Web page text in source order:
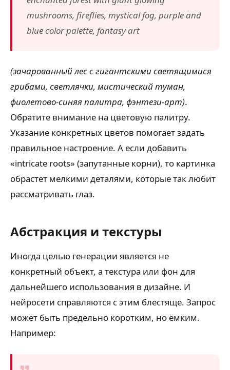
mushrooms, fireflies, mystical fog, purple and
blue color palette, fantasy art
(зачарованный лес с гигантскими светящимися
грибами, светлячки, мистический туман,
фиолетово-синяя палитра, фэнтези-арт).
Обратите внимание на цветовую палитру.
Указание конкретных цветов помогает задать
правильное настроение. А если добавить
«intricate roots» (запутанные корни), то картинка
обрастет мелкими деталями, которые так любит
рассматривать глаз.
Абстракция и текстуры
Иногда целью генерации является не
конкретный объект, а текстура или фон для
дальнейшего использования в дизайне. И
нейросети справляются с этим блестяще. Запрос
может быть предельно коротким, но ёмким.
Например: